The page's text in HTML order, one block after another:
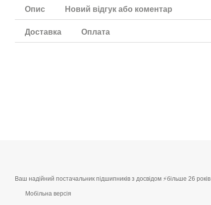
Опис Новий відгук або коментар
Доставка Оплата
Ваш надійний постачальник підшипників з досвідом ⚡більше 26 років
Мобільна версія